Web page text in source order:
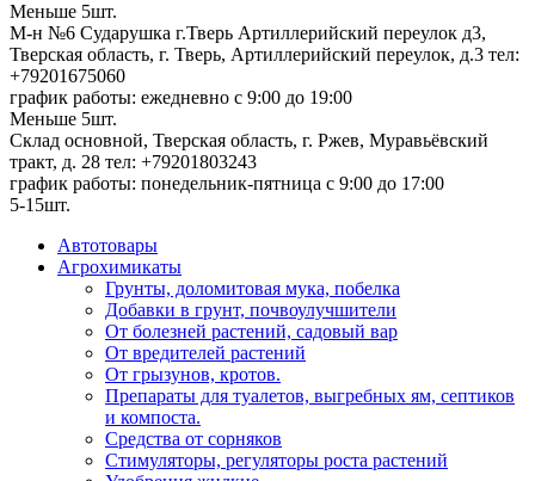
Меньше 5шт.
М-н №6 Сударушка г.Тверь Артиллерийский переулок д3,
Тверская область, г. Тверь, Артиллерийский переулок, д.3 тел:
+79201675060
график работы: ежедневно с 9:00 до 19:00
Меньше 5шт.
Склад основной, Тверская область, г. Ржев, Муравьёвский
тракт, д. 28 тел: +79201803243
график работы: понедельник-пятница с 9:00 до 17:00
5-15шт.
Автотовары
Агрохимикаты
Грунты, доломитовая мука, побелка
Добавки в грунт, почвоулучшители
От болезней растений, садовый вар
От вредителей растений
От грызунов, кротов.
Препараты для туалетов, выгребных ям, септиков
и компоста.
Средства от сорняков
Стимуляторы, регуляторы роста растений